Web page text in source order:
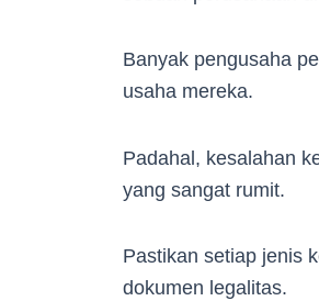
Banyak pengusaha
usaha mereka.
Padahal, kesalahan
yang sangat rumit.
Pastikan setiap jenis
dokumen legalitas.